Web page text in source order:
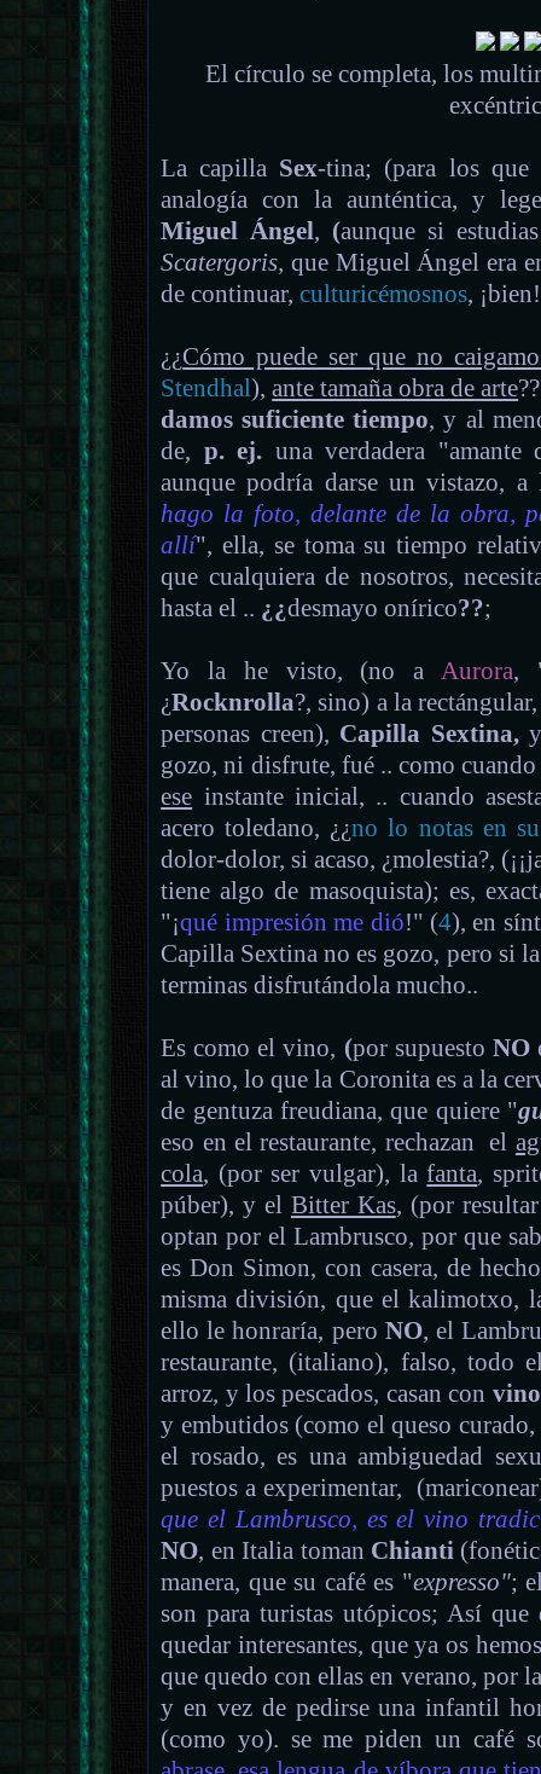
El círculo se completa, los
La capilla Sex-tina; (para los
analogía con la aunténtica, y
Miguel Ángel, (aunque si
Scatergoris, que Miguel Ángel era
de continuar,culturicémosnos,
¿¿Cómo puede ser que no
Stendhal),ante tamaña obra de arte
damos suficiente tiempo, y al
de, p. ej. una verdadera
aunque podría darse un vistazo,
hago la foto, delante de la obra,
allí", ella, se toma su tiempo
que cualquiera de nosotros,
hasta el .. ¿¿desmayo onírico??;
Yo la he visto, (no a Aurora,
¿Rocknrolla?, sino) a la
personas creen), Capilla Sextina,y
gozo, ni disfrute, fué .. como cuando
ese instante inicial, .. cuando
acero toledano, ¿¿no lo notas en
dolor-dolor, si acaso, ¿molestia?,
tiene algo de masoquista); es,
"¡qué impresión me dió!" (4), en
Capilla Sextina no es gozo, pero si
terminas disfrutándola mucho..
Es como el vino, (por supuesto NO
al vino, lo que la Coronita es a la
de gentuza freudiana, que quiere "
eso en el restaurante, rechazan el
cola, (por ser vulgar), lafanta,
púber), y el Bitter Kas, (por
optan por el Lambrusco, por que
es Don Simon, con casera, de
misma división, que el kalimotxo,
ello le honraría, pero NO, el
restaurante, (italiano), falso, todo
arroz, y los pescados, casan con
y embutidos (como el queso
el rosado, es una ambiguedad
puestos a experimentar,
que el Lambrusco, es el vino
NO, en Italia toman Chianti
manera, que su café es "expresso";
son para turistas utópicos; Así que
quedar interesantes, que ya os
que quedo con ellas en verano, por
y en vez de pedirse una infantil
(como yo). se me piden un café